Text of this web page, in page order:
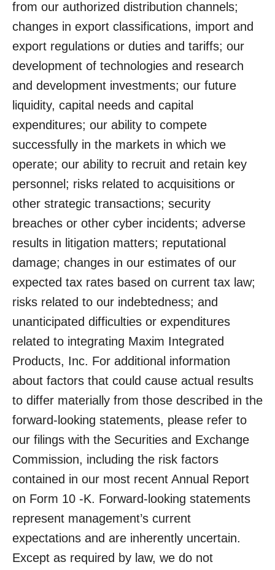
from our authorized distribution channels;
changes in export classifications, import and
export regulations or duties and tariffs; our
development of technologies and research
and development investments; our future
liquidity, capital needs and capital
expenditures; our ability to compete
successfully in the markets in which we
operate; our ability to recruit and retain key
personnel; risks related to acquisitions or
other strategic transactions; security
breaches or other cyber incidents; adverse
results in litigation matters; reputational
damage; changes in our estimates of our
expected tax rates based on current tax law;
risks related to our indebtedness; and
unanticipated difficulties or expenditures
related to integrating Maxim Integrated
Products, Inc. For additional information
about factors that could cause actual results
to differ materially from those described in the
forward-looking statements, please refer to
our filings with the Securities and Exchange
Commission, including the risk factors
contained in our most recent Annual Report
on Form 10 -K. Forward-looking statements
represent management’s current
expectations and are inherently uncertain.
Except as required by law, we do not